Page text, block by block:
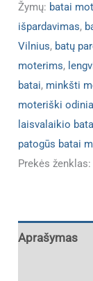
Žymų: batai
išpardavimas,
Vilnius, batų
moterims,
batai, minkšti
moteriški
laisvalaikio
patogūs batai
Prekės
Aprašymas